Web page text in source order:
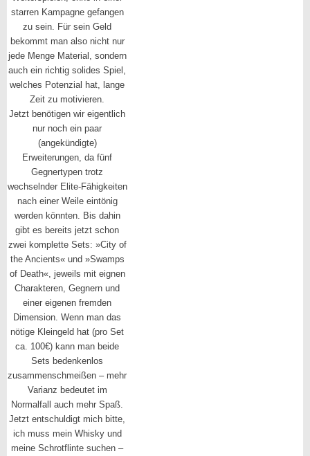
starren Kampagne gefangen
zu sein. Für sein Geld
bekommt man also nicht nur
jede Menge Material, sondern
auch ein richtig solides Spiel,
welches Potenzial hat, lange
Zeit zu motivieren.
Jetzt benötigen wir eigentlich
nur noch ein paar
(angekündigte)
Erweiterungen, da fünf
Gegnertypen trotz
wechselnder Elite-Fähigkeiten
nach einer Weile eintönig
werden könnten. Bis dahin
gibt es bereits jetzt schon
zwei komplette Sets: »City of
the Ancients« und »Swamps
of Death«, jeweils mit eignen
Charakteren, Gegnern und
einer eigenen fremden
Dimension. Wenn man das
nötige Kleingeld hat (pro Set
ca. 100€) kann man beide
Sets bedenkenlos
zusammenschmeißen – mehr
Varianz bedeutet im
Normalfall auch mehr Spaß.
Jetzt entschuldigt mich bitte,
ich muss mein Whisky und
meine Schrotflinte suchen –